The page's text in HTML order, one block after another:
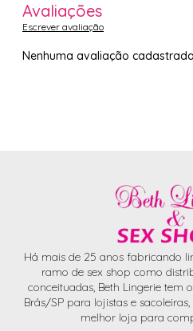
Avaliações
Escrever avaliação
Nenhuma avaliação
Há mais de 25 anos fabricando
ramo de sex shop como
conceituadas, Beth Lingerie tem
Brás/SP para lojistas e
melhor loja para